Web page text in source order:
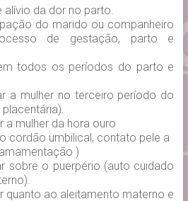
da dor no parto.
do marido ou companheiro
de gestação, parto e
todos os períodos do parto e
a mulher no terceiro período do
a mulher da hora ouro
cordão umbilical, contato pele a
)
sobre o puerpério (auto cuidado
quanto ao aleitamento materno e